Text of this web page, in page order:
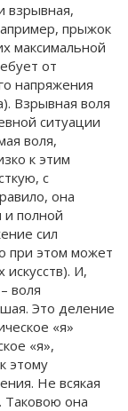
взрывная,
прыжок
максимальной
от
напряжения
Взрывная воля
ситуации
воля,
к этим
с
она
полной
сил
при этом может
И,
воля
Это деление
«я»
«я»,
этому
Не всякая
Таковою она